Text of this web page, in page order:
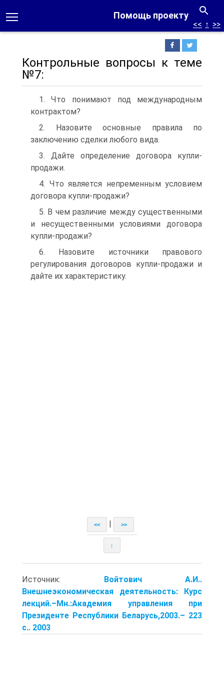
Помощь проекту
<< ↑ >>
Контрольные вопросы к теме
№7:
1. Что понимают под международным
контрактом?
2. Назовите основные правила по
заключению сделки любого вида.
3. Дайте определение договора купли-
продажи.
4. Что является непременным условием
договора купли-продажи?
5. В чем различие между существенными
и несущественными условиями договора
купли-продажи?
6. Назовите источники правового
регулирования договоров купли-продажи и
дайте их характеристику.
<< >>
↑
Источник: Войтович А.И..
Внешнеэкономическая деятельность: Курс
лекций.–Мн.:Академия управления при
Президенте Республики Беларусь,2003.– 223
с.. 2003